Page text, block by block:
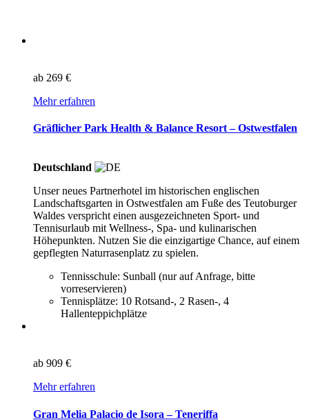
ab 269 €
Mehr erfahren
Gräflicher Park Health & Balance Resort – Ostwestfalen
Deutschland
Unser neues Partnerhotel im historischen englischen
Landschaftsgarten in Ostwestfalen am Fuße des Teutoburger
Waldes verspricht einen ausgezeichneten Sport- und
Tennisurlaub mit Wellness-, Spa- und kulinarischen
Höhepunkten. Nutzen Sie die einzigartige Chance, auf einem
gepflegten Naturrasenplatz zu spielen.
Tennisschule: Sunball (nur auf Anfrage, bitte
vorreservieren)
Tennisplätze: 10 Rotsand-, 2 Rasen-, 4
Hallenteppichplätze
ab 909 €
Mehr erfahren
Gran Melia Palacio de Isora – Teneriffa